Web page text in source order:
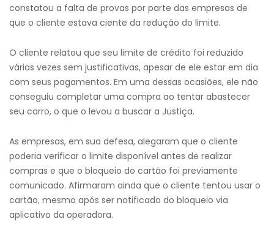
constatou a falta de provas por parte das empresas de
que o cliente estava ciente da redução do limite.
O cliente relatou que seu limite de crédito foi reduzido
várias vezes sem justificativas, apesar de ele estar em dia
com seus pagamentos. Em uma dessas ocasiões, ele não
conseguiu completar uma compra ao tentar abastecer
seu carro, o que o levou a buscar a Justiça.
As empresas, em sua defesa, alegaram que o cliente
poderia verificar o limite disponível antes de realizar
compras e que o bloqueio do cartão foi previamente
comunicado. Afirmaram ainda que o cliente tentou usar o
cartão, mesmo após ser notificado do bloqueio via
aplicativo da operadora.